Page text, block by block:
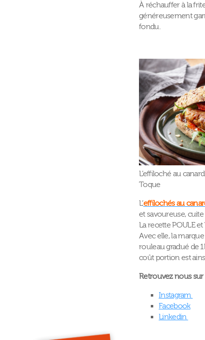
À réchauffer à la
généreusement
fondu.
L’effiloché au
Toque
L’effilochés au
et savoureuse,
La recette POULE
Avec elle, la
rouleau gradué de
coût portion est
Retrouvez nous
Instagram
Facebook
Linkedin